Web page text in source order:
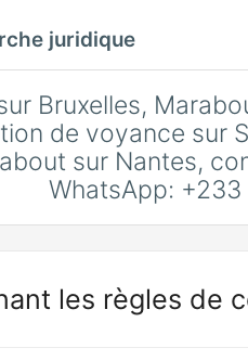
juridique
Bruxelles,
de voyance sur
sur Nantes,
WhatsApp:
les règles de